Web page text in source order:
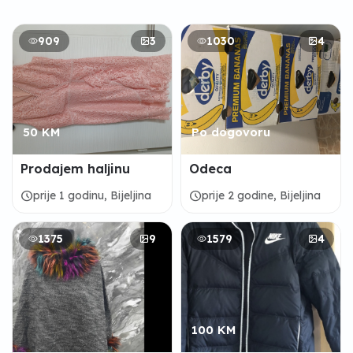
909 3
50 KM
Prodajem haljinu
scheduleprije 1 godinu, Bijeljina
1030 4
Po dogovoru
Odeca
scheduleprije 2 godine, Bijeljina
1375 9 1579 4
100 KM